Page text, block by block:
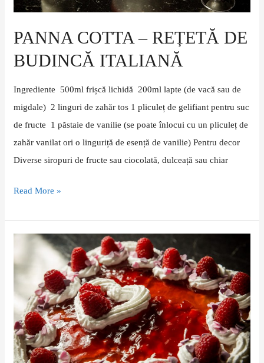
PANNA COTTA – REȚETĂ DE
BUDINCĂ ITALIANĂ
Ingrediente 500ml frișcă lichidă 200ml lapte (de vacă sau de
migdale) 2 linguri de zahăr tos 1 pliculeț de gelifiant pentru suc
de fructe 1 păstaie de vanilie (se poate înlocui cu un pliculeț de
zahăr vanilat ori o linguriță de esență de vanilie) Pentru decor
Diverse siropuri de fructe sau ciocolată, dulceață sau chiar
Read More »
Cheesecake
cu
lichior
de
fructe